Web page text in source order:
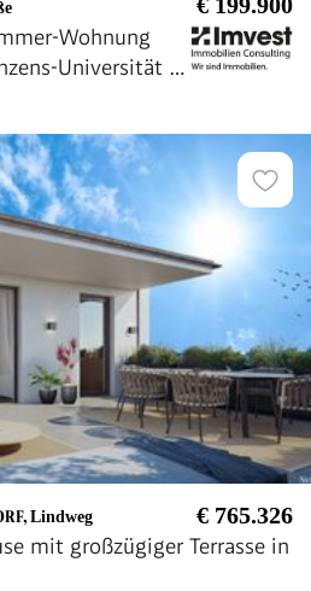
Wohnung
Universität in
, Lindweg € 765.326
mit großzügiger Terrasse in